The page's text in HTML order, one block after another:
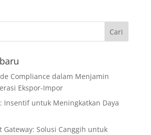
Compliance dalam Menjamin
Ekspor-Impor
Insentif untuk Meningkatkan Daya
Gateway: Solusi Canggih untuk